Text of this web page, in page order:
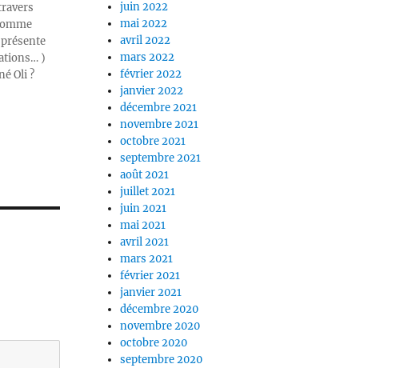
)
Oli ?
juin 2022
mai 2022
avril 2022
mars 2022
février 2022
janvier 2022
décembre 2021
novembre 2021
octobre 2021
septembre 2021
août 2021
juillet 2021
juin 2021
mai 2021
avril 2021
mars 2021
février 2021
janvier 2021
décembre 2020
novembre 2020
octobre 2020
septembre 2020